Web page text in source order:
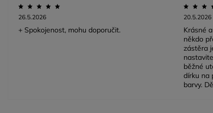
26.5.2026
+ Spokojenost, mohu doporučit.
20.5.2026
Krásné
někdo
zástěra
běžné
dírku na
barvy.